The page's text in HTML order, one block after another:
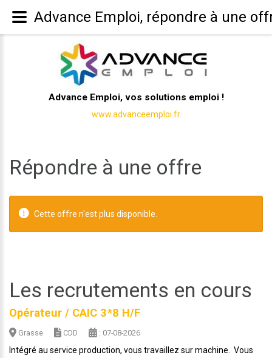
Advance Emploi, vos solutions emploi !
www.advanceemploi.fr
Répondre à une offre
Cette offre n'est plus disponible.
Les recrutements en cours
Opérateur / CAIC 3*8 H/F
Grasse CDD : 07-08-2026
Intégré au service production, vous travaillez sur machine. Vous
Advance Emploi, répondre à une